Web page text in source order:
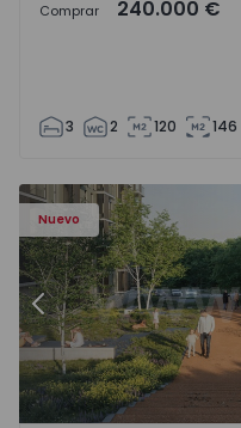
Comprar 240.000 €
3 2 120 146
Nuevo
1575522 - 8
Apartamento T2 Vila
Anterior